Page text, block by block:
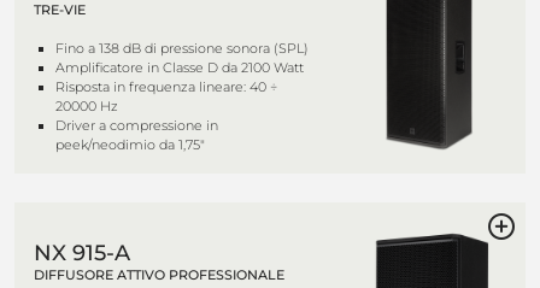
TRE-VIE
Fino a 138 dB di pressione sonora (SPL)
Amplificatore in Classe D da 2100 Watt
Risposta in frequenza lineare: 40 ÷
20000 Hz
Driver a compressione in
peek/neodimio da 1,75"
NX 915-A
DIFFUSORE ATTIVO PROFESSIONALE